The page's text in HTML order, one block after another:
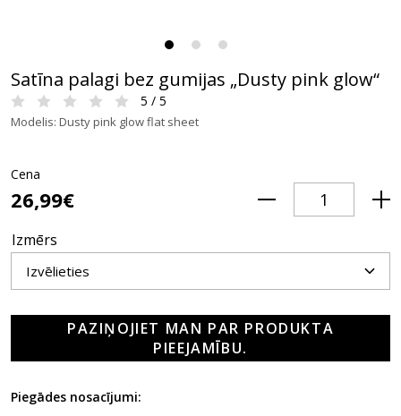
Satīna palagi bez gumijas „Dusty pink glow“
5 / 5
Modelis: Dusty pink glow flat sheet
Cena
26,99€
Izmērs
PAZIŅOJIET MAN PAR PRODUKTA
PIEEJAMĪBU.
Piegādes nosacījumi: